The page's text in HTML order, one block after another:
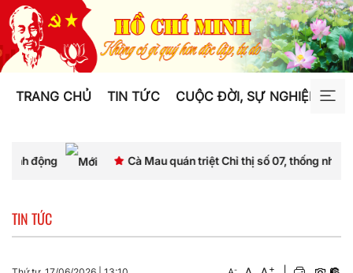
TRANG CHỦ TIN TỨC CUỘC ĐỜI, SỰ NGHIỆP TƯ
Cà Mau quán triệt Chỉ thị số 07, thống nhất nhận thức
TIN TỨC
- +